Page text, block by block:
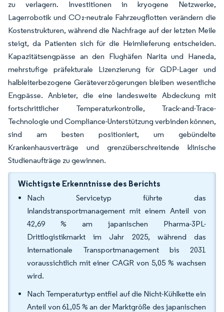
zu verlagern. Investitionen in kryogene Netzwerke,
Lagerrobotik und CO₂-neutrale Fahrzeugflotten verändern die
Kostenstrukturen, während die Nachfrage auf der letzten Meile
steigt, da Patienten sich für die Heimlieferung entscheiden.
Kapazitätsengpässe an den Flughäfen Narita und Haneda,
mehrstufige präfekturale Lizenzierung für GDP-Lager und
halbleiterbezogene Geräteverzögerungen bleiben wesentliche
Engpässe. Anbieter, die eine landesweite Abdeckung mit
fortschrittlicher Temperaturkontrolle, Track-and-Trace-
Technologie und Compliance-Unterstützung verbinden können,
sind am besten positioniert, um gebündelte
Krankenhausverträge und grenzüberschreitende klinische
Studienaufträge zu gewinnen.
Wichtigste Erkenntnisse des Berichts
Nach Servicetyp führte das
Inlandstransportmanagement mit einem Anteil von
42,69 % am japanischen Pharma-3PL-
Drittlogistikmarkt im Jahr 2025, während das
Internationale Transportmanagement bis 2031
voraussichtlich mit einer CAGR von 5,05 % wachsen
wird.
Nach Temperaturtyp entfiel auf die Nicht-Kühlkette ein
Anteil von 61,05 % an der Marktgröße des japanischen